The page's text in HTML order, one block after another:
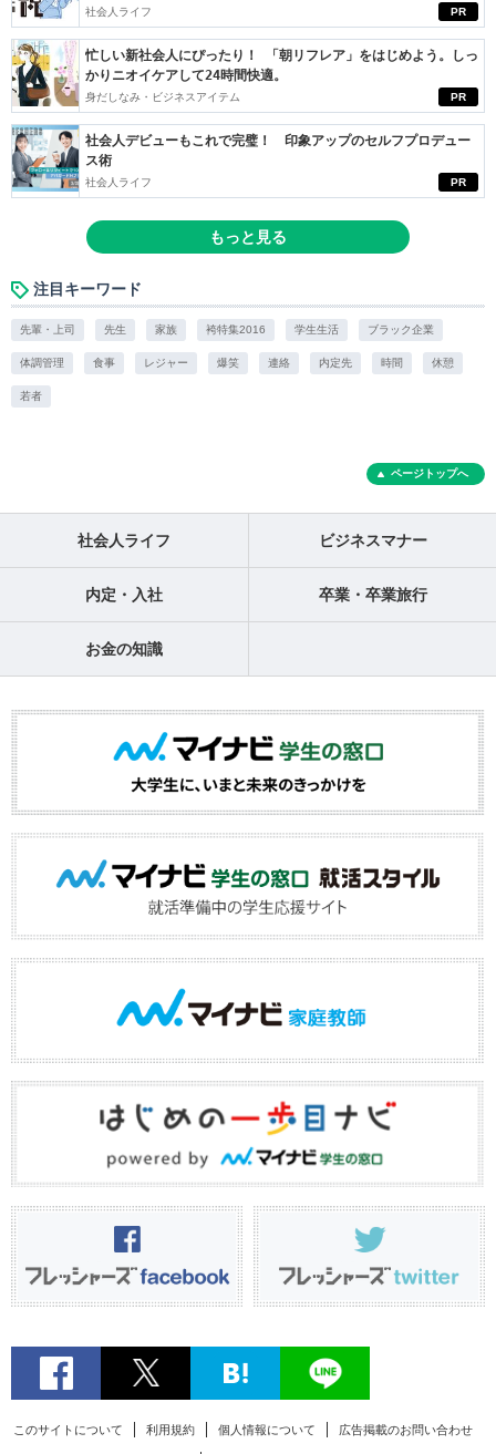
PR
社会人ライフ
PR
忙しい新社会人にぴったり！ 「朝リフレア」をはじめよう。しっ
かりニオイケアして24時間快適。
身だしなみ・ビジネスアイテム
PR
社会人デビューもこれで完璧！ 印象アップのセルフプロデュー
ス術
社会人ライフ
もっと見る
注目キーワード
先輩・上司 先生 家族 袴特集2016 学生生活 ブラック企業
体調管理 食事 レジャー 爆笑 連絡 内定先 時間 休憩
若者
ページトップへ
社会人ライフ ビジネスマナー
内定・入社 卒業・卒業旅行
お金の知識
このサイトについて 利用規約 個人情報について 広告掲載のお問い合わせ